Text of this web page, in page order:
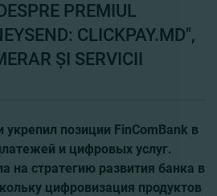
PREMIUL
CLICKPAY.MD",
ŞI SERVICII
позиции FinComBank в
и цифровых услуг.
на стратегию развития банка в
цифровизация продуктов